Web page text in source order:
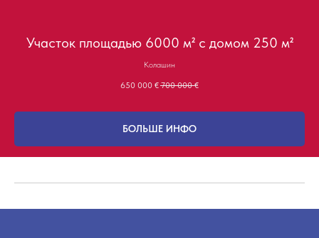
Участок площадью 6000 м² с домом 250 м²
Колашин
650 000 € 700 000 €
БОЛЬШЕ ИНФО